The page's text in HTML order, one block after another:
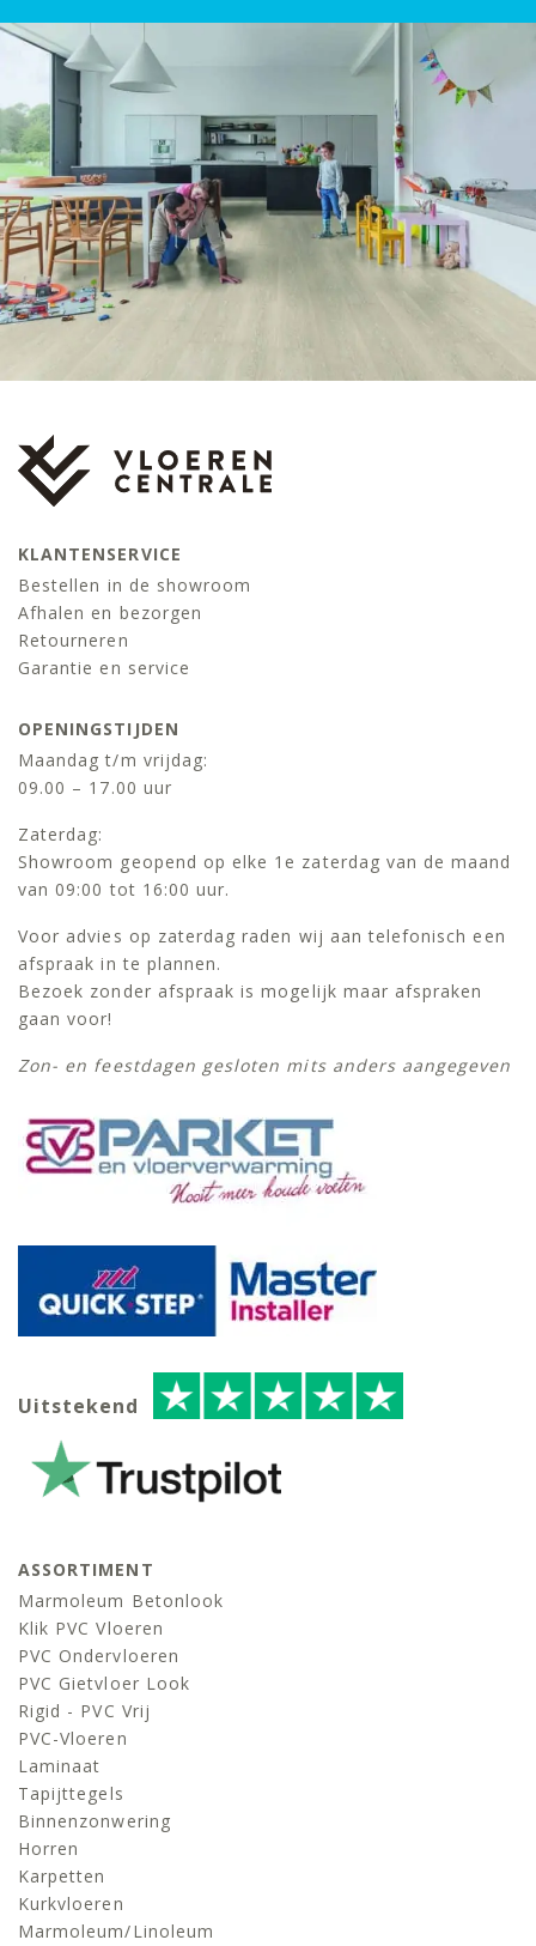
KLANTENSERVICE
Bestellen in de showroom
Afhalen en bezorgen
Retourneren
Garantie en service
OPENINGSTIJDEN
Maandag t/m vrijdag:
09.00 – 17.00 uur
Zaterdag:
Showroom geopend op elke 1e zaterdag van de maand
van 09:00 tot 16:00 uur.
Voor advies op zaterdag raden wij aan telefonisch een
afspraak in te plannen.
Bezoek zonder afspraak is mogelijk maar afspraken
gaan voor!
Zon- en feestdagen gesloten mits anders aangegeven
Uitstekend
ASSORTIMENT
Marmoleum Betonlook
Klik PVC Vloeren
PVC Ondervloeren
PVC Gietvloer Look
Rigid - PVC Vrij
PVC-Vloeren
Laminaat
Tapijttegels
Binnenzonwering
Horren
Karpetten
Kurkvloeren
Marmoleum/linoleum